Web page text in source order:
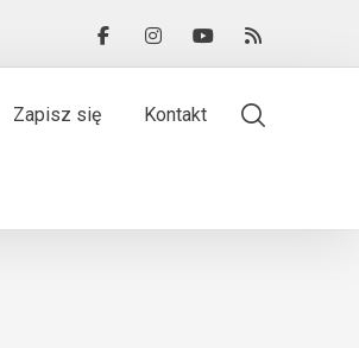
Zapisz się Kontakt